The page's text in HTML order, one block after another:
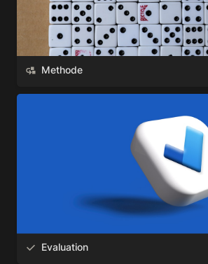
Methode
Evaluation
Evaluation